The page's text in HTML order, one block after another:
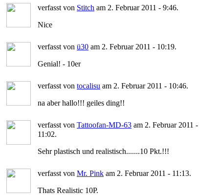
verfasst von Stitch am 2. Februar 2011 - 9:46.
Nice
verfasst von ü30 am 2. Februar 2011 - 10:19.
Genial! - 10er
verfasst von tocalisu am 2. Februar 2011 - 10:46.
na aber hallo!!! geiles ding!!
verfasst von Tattoofan-MD-63 am 2. Februar 2011 -
11:02.
Sehr plastisch und realistisch.......10 Pkt.!!!
verfasst von Mr. Pink am 2. Februar 2011 - 11:13.
Thats Realistic 10P.